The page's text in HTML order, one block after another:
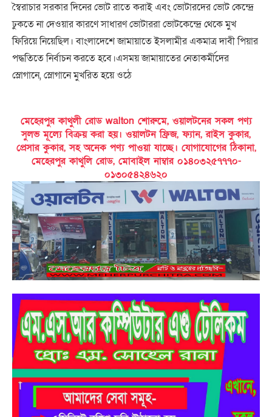
স্বৈরাচার সরকার দিনের ভোট রাতে করাই এবং ভোটারদের ভোট কেন্দ্রে
ঢুকতে না দেওয়ার কারণে সাধারণ ভোটাররা ভোটকেন্দ্রে থেকে মুখ
ফিরিয়ে নিয়েছিল। বাংলাদেশে জামায়াতে ইসলামীর একমাত্র দাবী পিয়ার
পদ্ধতিতে নির্বাচন করতে হবে।এসময় জামায়াতের নেতাকর্মীদের
স্লোগানে, স্লোগানে মুখরিত হয়ে ওঠে
মেহেরপুর কাথুলী রোড walton শোরুমে, ওয়ালটনের সকল পণ্য
সুলভ মূল্যে বিক্রয় করা হয়। ওয়ালটন ফ্রিজ, ফ্যান, রাইস কুকার,
প্রেসার কুকার, সহ অনেক পণ্য পাওয়া যাচ্ছে। যোগাযোগের ঠিকানা,
মেহেরপুর কাথুলি রোড, মোবাইল নাম্বার ০১৪০৩২৫৭৭৭০-
০১৩০৫৪২৪৬২০